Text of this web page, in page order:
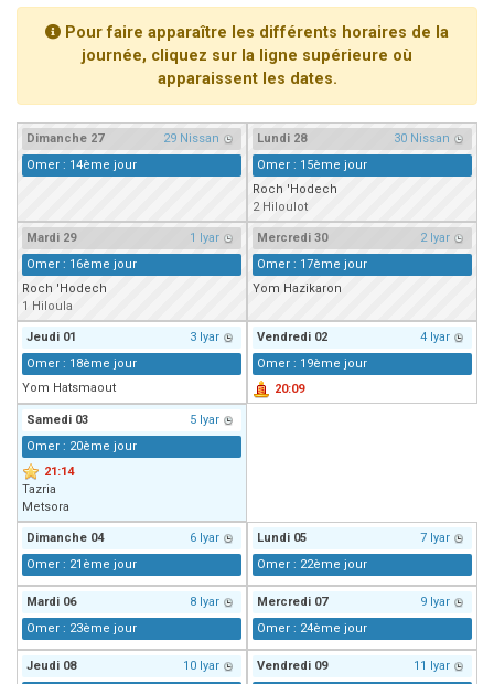
Il reste 49 places pour étudier en groupe sur Zoom
Nathaniel vient de donner son Maasser
Pour faire apparaître les différents horaires de la
journée, cliquez sur la ligne supérieure où
apparaissent les dates.
Dimanche 27
29 Nissan
Omer : 14ème jour
Lundi 28
30 Nissan
Omer : 15ème jour
Roch 'Hodech
2 Hiloulot
Mardi 29
1 Iyar
Omer : 16ème jour
Roch 'Hodech
1 Hiloula
Mercredi 30
2 Iyar
Omer : 17ème jour
Yom Hazikaron
Jeudi 01
3 Iyar
Omer : 18ème jour
Yom Hatsmaout
Vendredi 02
4 Iyar
Omer : 19ème jour
20:09
Samedi 03
5 Iyar
Omer : 20ème jour
21:14
Tazria
Metsora
Dimanche 04
6 Iyar
Omer : 21ème jour
Lundi 05
7 Iyar
Omer : 22ème jour
Mardi 06
8 Iyar
Omer : 23ème jour
Mercredi 07
9 Iyar
Omer : 24ème jour
Jeudi 08
10 Iyar
Vendredi 09
11 Iyar